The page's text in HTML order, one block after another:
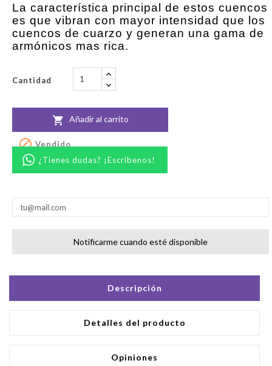
La característica principal de estos cuencos
es que vibran con mayor intensidad que los
cuencos de cuarzo y generan una gama de
armónicos mas rica.
Cantidad
 Añadir al carrito
 Vendido
¿Tienes dudas? ¡Escríbenos!
Notificarme cuando esté disponible
Descripción
Detalles del producto
Opiniones